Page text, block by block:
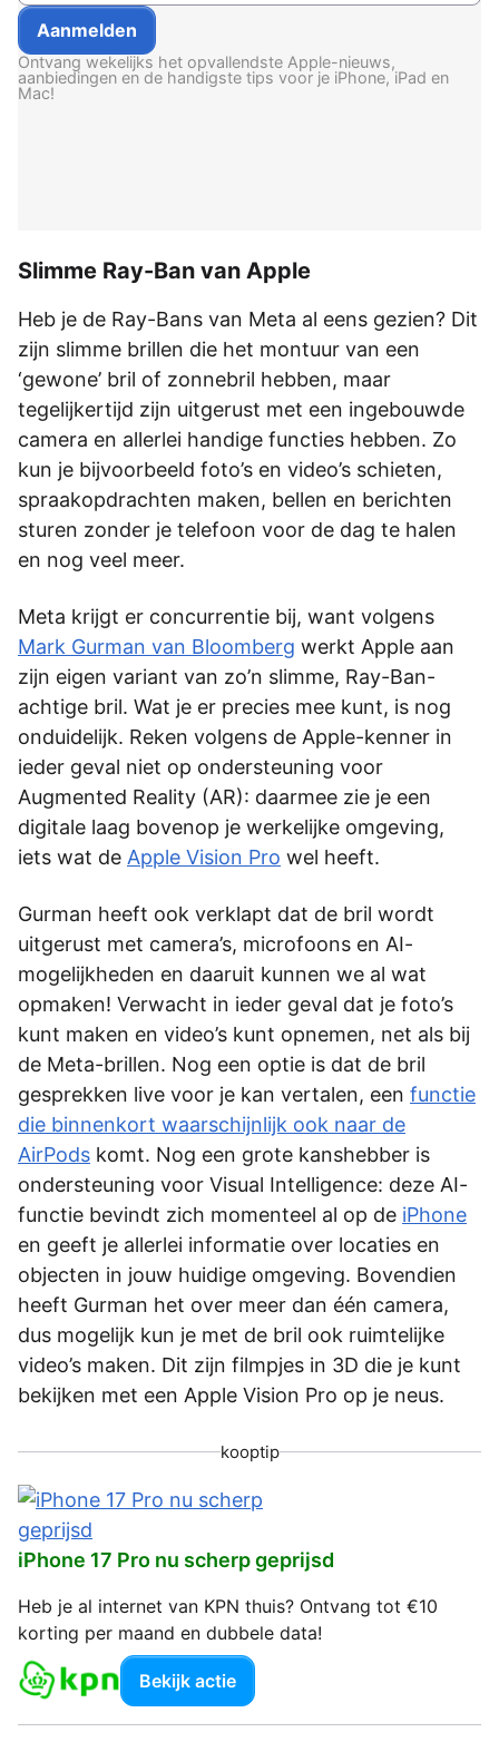
Ontvang wekelijks het opvallendste Apple-nieuws,
aanbiedingen en de handigste tips voor je iPhone, iPad en
Mac!
Slimme Ray-Ban van Apple
Heb je de Ray-Bans van Meta al eens gezien? Dit
zijn slimme brillen die het montuur van een
‘gewone’ bril of zonnebril hebben, maar
tegelijkertijd zijn uitgerust met een ingebouwde
camera en allerlei handige functies hebben. Zo
kun je bijvoorbeeld foto’s en video’s schieten,
spraakopdrachten maken, bellen en berichten
sturen zonder je telefoon voor de dag te halen
en nog veel meer.
Meta krijgt er concurrentie bij, want volgens
Mark Gurman van Bloomberg werkt Apple aan
zijn eigen variant van zo’n slimme, Ray-Ban-
achtige bril. Wat je er precies mee kunt, is nog
onduidelijk. Reken volgens de Apple-kenner in
ieder geval niet op ondersteuning voor
Augmented Reality (AR): daarmee zie je een
digitale laag bovenop je werkelijke omgeving,
iets wat de Apple Vision Pro wel heeft.
Gurman heeft ook verklapt dat de bril wordt
uitgerust met camera’s, microfoons en AI-
mogelijkheden en daaruit kunnen we al wat
opmaken! Verwacht in ieder geval dat je foto’s
kunt maken en video’s kunt opnemen, net als bij
de Meta-brillen. Nog een optie is dat de bril
gesprekken live voor je kan vertalen, een functie
die binnenkort waarschijnlijk ook naar de
AirPods komt. Nog een grote kanshebber is
ondersteuning voor Visual Intelligence: deze AI-
functie bevindt zich momenteel al op de iPhone
en geeft je allerlei informatie over locaties en
objecten in jouw huidige omgeving. Bovendien
heeft Gurman het over meer dan één camera,
dus mogelijk kun je met de bril ook ruimtelijke
video’s maken. Dit zijn filmpjes in 3D die je kunt
bekijken met een Apple Vision Pro op je neus.
kooptip
iPhone 17 Pro nu scherp geprijsd
Heb je al internet van KPN thuis? Ontvang tot €10
korting per maand en dubbele data!
Bekijk actie